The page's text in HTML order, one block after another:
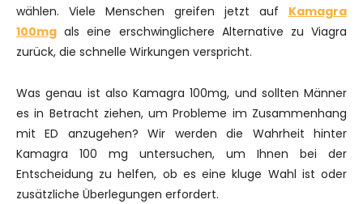
wählen. Viele Menschen greifen jetzt auf Kamagra
100mg als eine erschwinglichere Alternative zu Viagra
zurück, die schnelle Wirkungen verspricht.
Was genau ist also Kamagra 100mg, und sollten Männer
es in Betracht ziehen, um Probleme im Zusammenhang
mit ED anzugehen? Wir werden die Wahrheit hinter
Kamagra 100 mg untersuchen, um Ihnen bei der
Entscheidung zu helfen, ob es eine kluge Wahl ist oder
zusätzliche Überlegungen erfordert.